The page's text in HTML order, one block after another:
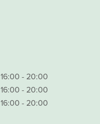
- 20:00
- 20:00
- 20:00